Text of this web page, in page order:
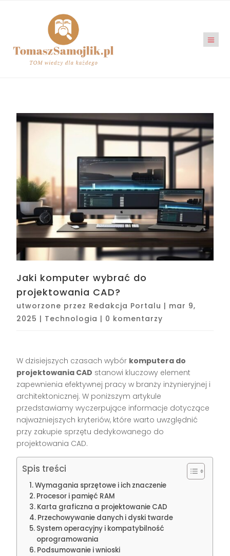
Jaki komputer wybrać do
projektowania CAD?
utworzone przez Redakcja Portalu | mar 9,
2025 | Technologia | 0 komentarzy
W dzisiejszych czasach wybór komputera do
projektowania CAD stanowi kluczowy element
zapewnienia efektywnej pracy w branży inżynieryjnej i
architektonicznej. W poniższym artykule
przedstawiamy wyczerpujące informacje dotyczące
najważniejszych kryteriów, które warto uwzględnić
przy zakupie sprzętu dedykowanego do
projektowania CAD.
Spis treści
Wymagania sprzętowe i ich znaczenie
Procesor i pamięć RAM
Karta graficzna a projektowanie CAD
Przechowywanie danych i dyski twarde
System operacyjny i kompatybilność
oprogramowania
Podsumowanie i wnioski